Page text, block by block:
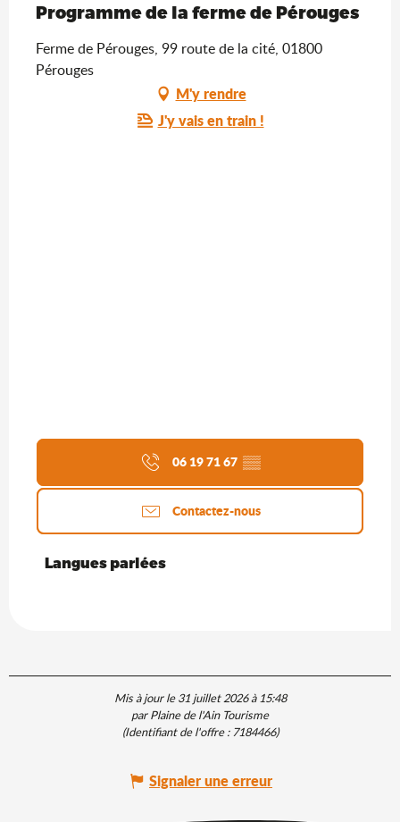
Programme de la ferme de Pérouges
Ferme de Pérouges, 99 route de la cité, 01800
Pérouges
M'y rendre
J'y vais en train !
06 19 71 67 ▒▒
Contactez-nous
Langues parlées
Langues parlées
Mis à jour le 31 juillet 2026 à 15:48
par Plaine de l'Ain Tourisme
(Identifiant de l'offre :7184466)
Signaler une erreur